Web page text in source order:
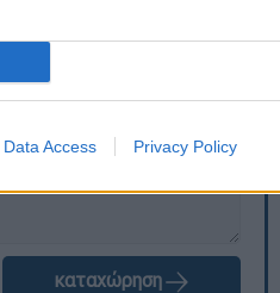
Data Access Privacy Policy
προσβλητικά σχόλια θα
καταχώρηση